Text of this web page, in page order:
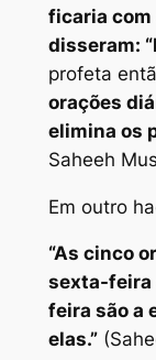
ficaria com
disseram:
profeta
orações
elimina os
Saheeh
Em outro
“As cinco
sexta-feira
feira são a
elas.”